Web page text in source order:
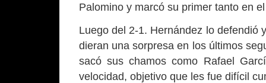
Palomino y marcó su primer tanto en
Luego del 2-1. Hernández lo defendió
dieran una sorpresa en los últimos
sacó sus chamos como Rafael
velocidad, objetivo que les fue difícil